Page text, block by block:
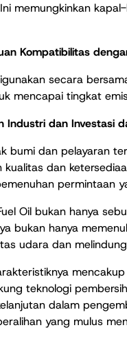
memungkinkan
Kompatibilitas
secara
mencapai tingkat
Industri dan Investasi
bumi dan pelayaran
kualitas dan
permintaan
Oil bukan hanya
bukan hanya
udara dan
teknologi
dalam
yang mulus